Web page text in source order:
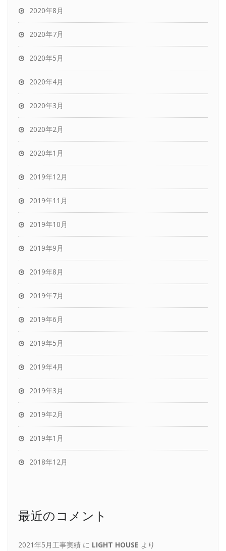
2020年8月
2020年7月
2020年5月
2020年4月
2020年3月
2020年2月
2020年1月
2019年12月
2019年11月
2019年10月
2019年9月
2019年8月
2019年7月
2019年6月
2019年5月
2019年4月
2019年3月
2019年2月
2019年1月
2018年12月
最近のコメント
2021年5月工事実績 に LIGHT HOUSE より